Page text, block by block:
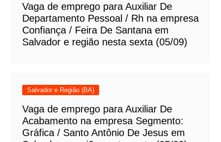
Vaga de emprego para Auxiliar De
Departamento Pessoal / Rh na empresa
Confiança / Feira De Santana em
Salvador e região nesta sexta (05/09)
Salvador e Região (BA)
Vaga de emprego para Auxiliar De
Acabamento na empresa Segmento:
Gráfica / Santo Antônio De Jesus em